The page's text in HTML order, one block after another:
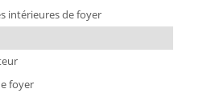
intérieures de foyer
foyer